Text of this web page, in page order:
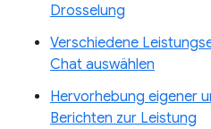
Drosselung
Verschiedene
Chat auswählen
Hervorhebung eigener
Berichten zur Leistung